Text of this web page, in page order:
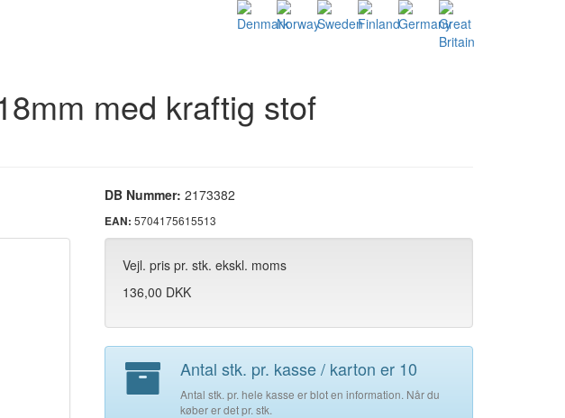
med kraftig stof
DB Nummer: 2173382
EAN: 5704175615513
Vejl. pris pr. stk. ekskl. moms
136,00 DKK
Antal stk. pr. kasse / karton er 10
Antal stk. pr. hele kasse er blot en information. Når du
køber er det pr. stk.